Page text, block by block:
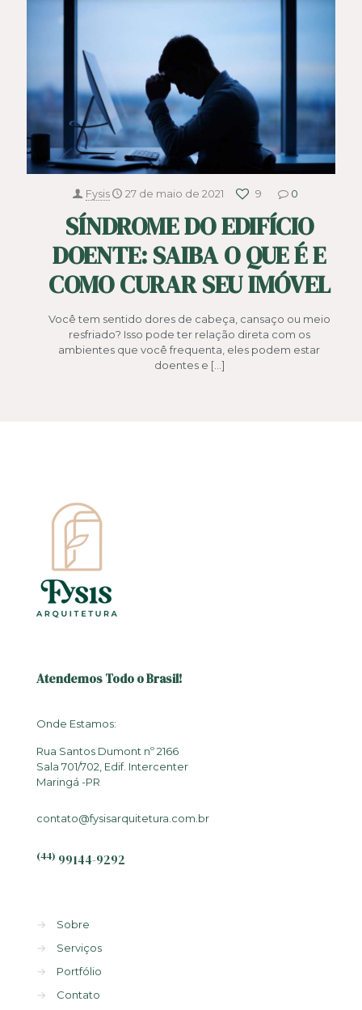
Fysis 27 de maio de 2021 9 0
SÍNDROME DO EDIFÍCIO
DOENTE: SAIBA O QUE É E
COMO CURAR SEU IMÓVEL
Você tem sentido dores de cabeça, cansaço ou meio
resfriado? Isso pode ter relação direta com os
ambientes que você frequenta, eles podem estar
doentes e […]
Atendemos Todo o Brasil!
Onde Estamos:
Rua Santos Dumont nº 2166
Sala 701/702, Edif. Intercenter
Maringá -PR
contato@fysisarquitetura.com.br
(44) 99144-9292
→
Sobre
→
Serviços
→
Portfólio
→
Contato